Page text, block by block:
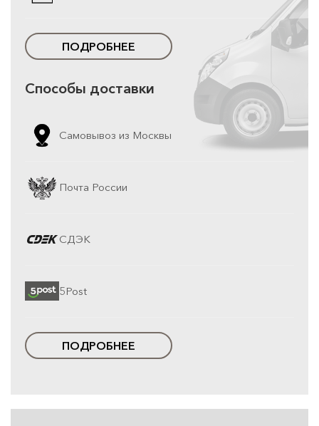
ПОДРОБНЕЕ
Способы доставки
Самовывоз из Москвы
Почта России
СДЭК
5Post
ПОДРОБНЕЕ